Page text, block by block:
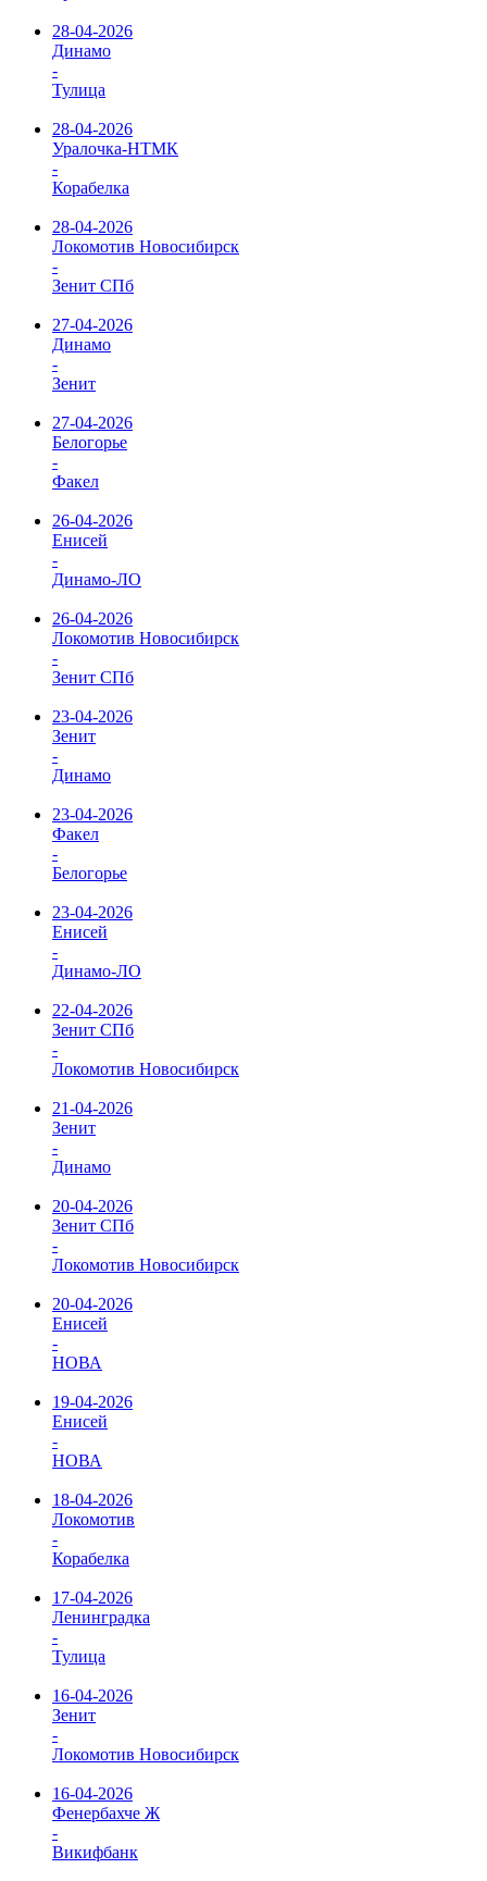
28-04-2026
Динамо
-
Тулица
28-04-2026
Уралочка-НТМК
-
Корабелка
28-04-2026
Локомотив Новосибирск
-
Зенит СПб
27-04-2026
Динамо
-
Зенит
27-04-2026
Белогорье
-
Факел
26-04-2026
Енисей
-
Динамо-ЛО
26-04-2026
Локомотив Новосибирск
-
Зенит СПб
23-04-2026
Зенит
-
Динамо
23-04-2026
Факел
-
Белогорье
23-04-2026
Енисей
-
Динамо-ЛО
22-04-2026
Зенит СПб
-
Локомотив Новосибирск
21-04-2026
Зенит
-
Динамо
20-04-2026
Зенит СПб
-
Локомотив Новосибирск
20-04-2026
Енисей
-
НОВА
19-04-2026
Енисей
-
НОВА
18-04-2026
Локомотив
-
Корабелка
17-04-2026
Ленинградка
-
Тулица
16-04-2026
Зенит
-
Локомотив Новосибирск
16-04-2026
Фенербахче Ж
-
Викифбанк